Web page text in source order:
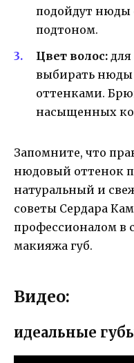
подойдут нюды
подтоном.
Цвет волос:
выбирать
оттенками.
насыщенных
Запомните, что
нюдовый оттенок
натуральный и
советы Сердара
профессионалом в
макияжа губ.
Видео:
идеальные